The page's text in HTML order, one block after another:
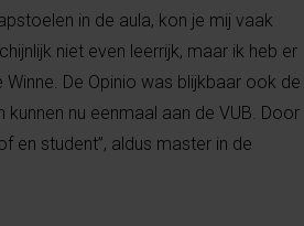
in de aula, kon je mij vaak
niet even leerrijk, maar ik heb er
De Opinio was blijkbaar ook de
nu eenmaal aan de VUB. Door
en student”, aldus master in de